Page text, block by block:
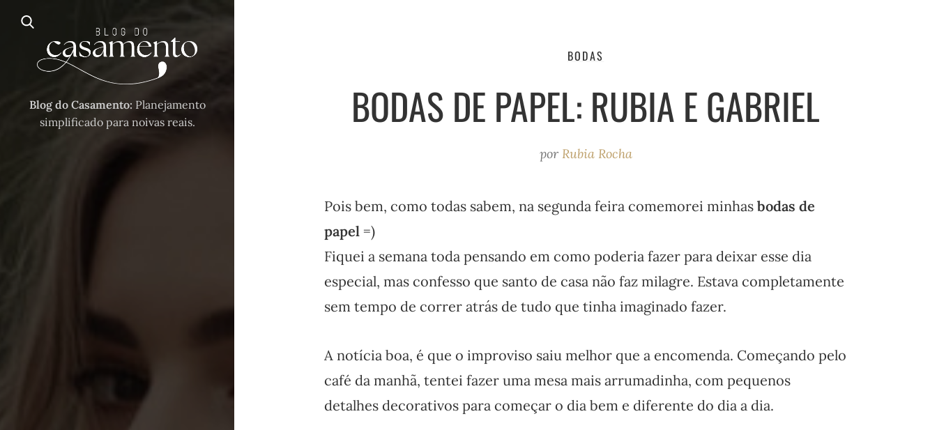
Blog do Casamento: Planejamento
simplificado para noivas reais.
BODAS
BODAS DE PAPEL: RUBIA E GABRIEL
por Rubia Rocha
Pois bem, como todas sabem, na segunda feira comemorei minhas bodas de
papel =)
Fiquei a semana toda pensando em como poderia fazer para deixar esse dia
especial, mas confesso que santo de casa não faz milagre. Estava completamente
sem tempo de correr atrás de tudo que tinha imaginado fazer.
A notícia boa, é que o improviso saiu melhor que a encomenda. Começando pelo
café da manhã, tentei fazer uma mesa mais arrumadinha, com pequenos
detalhes decorativos para começar o dia bem e diferente do dia a dia.